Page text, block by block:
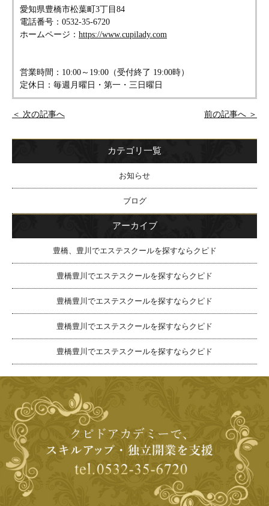
愛知県豊橋市松葉町3丁目84
電話番号：0532-35-6720
ホームページ： https://www.cupilady.com
営業時間：10:00～19:00（受付終了 19:00時）
定休日：毎週月曜日・第一・三日曜日
＜ 次の記事へ 前の記事へ ＞
カテゴリ一覧
お知らせ
ブログ
アーカイブ
豊橋、豊川でエステスクールを探すならクピド
豊橋豊川でエステスクールを探すならクピド
豊橋豊川でエステスクールを探すならクピド
豊橋豊川でエステスクールを探すならクピド
豊橋豊川でエステスクールを探すならクピド